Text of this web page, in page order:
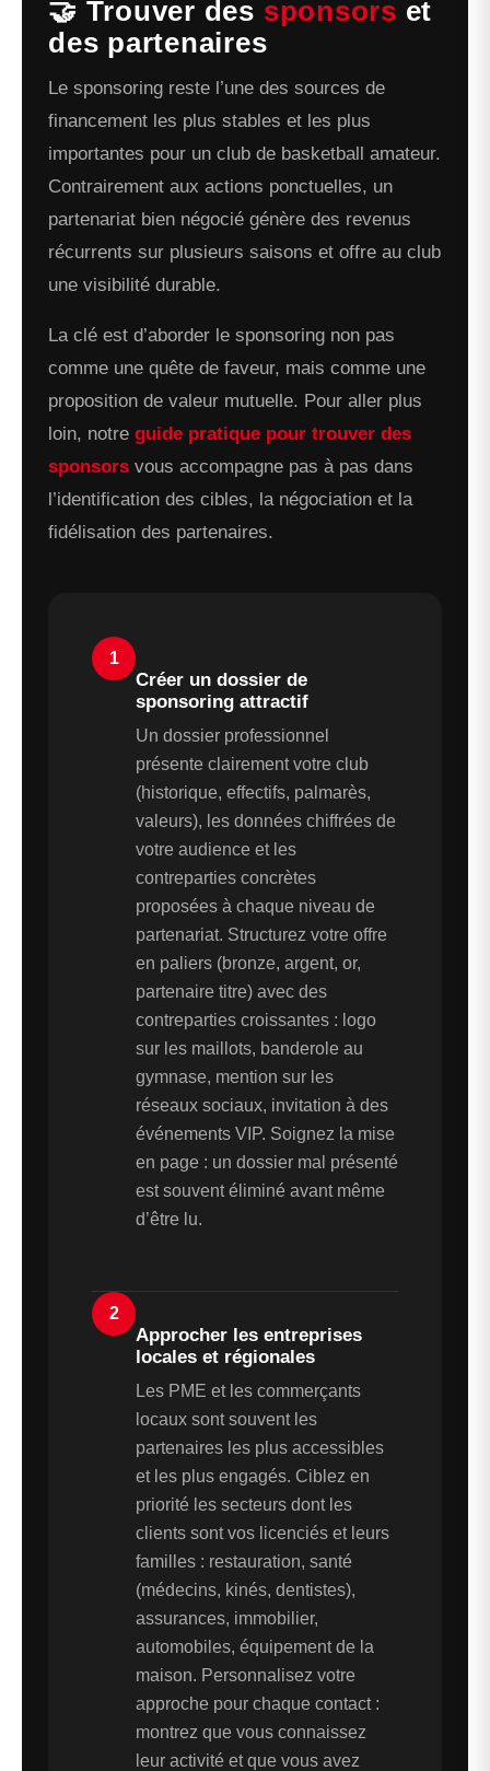
🤝 Trouver des sponsors et
des partenaires
Le sponsoring reste l’une des sources de
financement les plus stables et les plus
importantes pour un club de basketball amateur.
Contrairement aux actions ponctuelles, un
partenariat bien négocié génère des revenus
récurrents sur plusieurs saisons et offre au club
une visibilité durable.
La clé est d’aborder le sponsoring non pas
comme une quête de faveur, mais comme une
proposition de valeur mutuelle. Pour aller plus
loin, notre guide pratique pour trouver des
sponsors vous accompagne pas à pas dans
l’identification des cibles, la négociation et la
fidélisation des partenaires.
1
Créer un dossier de
sponsoring attractif
Un dossier professionnel
présente clairement votre club
(historique, effectifs, palmarès,
valeurs), les données chiffrées de
votre audience et les
contreparties concrètes
proposées à chaque niveau de
partenariat. Structurez votre offre
en paliers (bronze, argent, or,
partenaire titre) avec des
contreparties croissantes : logo
sur les maillots, banderole au
gymnase, mention sur les
réseaux sociaux, invitation à des
événements VIP. Soignez la mise
en page : un dossier mal présenté
est souvent éliminé avant même
d’être lu.
2
Approcher les entreprises
locales et régionales
Les PME et les commerçants
locaux sont souvent les
partenaires les plus accessibles
et les plus engagés. Ciblez en
priorité les secteurs dont les
clients sont vos licenciés et leurs
familles : restauration, santé
(médecins, kinés, dentistes),
assurances, immobilier,
automobiles, équipement de la
maison. Personnalisez votre
approche pour chaque contact :
montrez que vous connaissez
leur activité et que vous avez